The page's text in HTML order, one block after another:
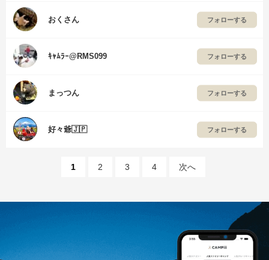
おくさん フォローする
ｷｬﾑﾗｰ@RMS099 フォローする
まっつん フォローする
好々爺🇯🇵 フォローする
1 2 3 4 次へ